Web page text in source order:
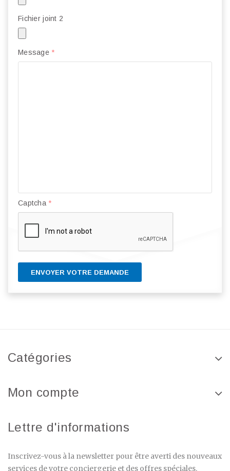
Fichier joint 2
Message *
Captcha *
ENVOYER VOTRE DEMANDE
Catégories
Mon compte
Lettre d'informations
Inscrivez-vous à la newsletter pour être averti des nouveaux
services de votre conciergerie et des offres spéciales.